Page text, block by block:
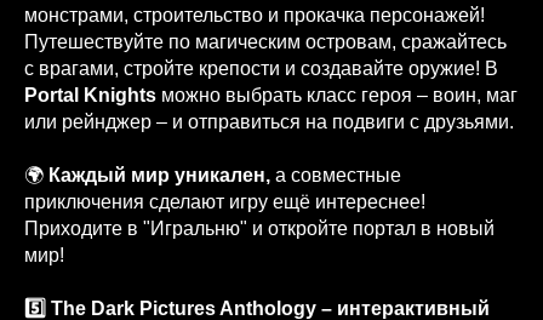
монстрами, строительство и прокачка персонажей!
Путешествуйте по магическим островам, сражайтесь
с врагами, стройте крепости и создавайте оружие! В
Portal Knights можно выбрать класс героя – воин, маг
или рейнджер – и отправиться на подвиги с друзьями.
🌍 Каждый мир уникален, а совместные
приключения сделают игру ещё интереснее!
Приходите в "Игральню" и откройте портал в новый
мир!
5️⃣ The Dark Pictures Anthology – интерактивный